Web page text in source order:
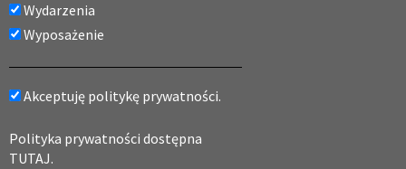
Wydarzenia
Wyposażenie
Akceptuję politykę prywatności.
Polityka prywatności dostępna
TUTAJ.